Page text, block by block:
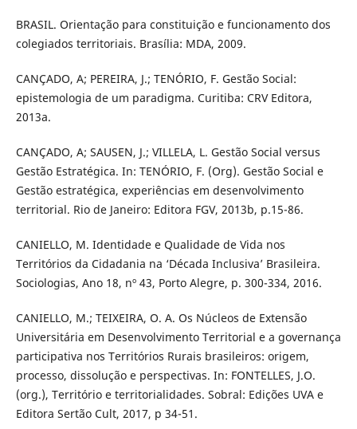
BRASIL. Orientação para constituição e funcionamento dos
colegiados territoriais. Brasília: MDA, 2009.
CANÇADO, A; PEREIRA, J.; TENÓRIO, F. Gestão Social:
epistemologia de um paradigma. Curitiba: CRV Editora,
2013a.
CANÇADO, A; SAUSEN, J.; VILLELA, L. Gestão Social versus
Gestão Estratégica. In: TENÓRIO, F. (Org). Gestão Social e
Gestão estratégica, experiências em desenvolvimento
territorial. Rio de Janeiro: Editora FGV, 2013b, p.15-86.
CANIELLO, M. Identidade e Qualidade de Vida nos
Territórios da Cidadania na ‘Década Inclusiva’ Brasileira.
Sociologias, Ano 18, nº 43, Porto Alegre, p. 300-334, 2016.
CANIELLO, M.; TEIXEIRA, O. A. Os Núcleos de Extensão
Universitária em Desenvolvimento Territorial e a governança
participativa nos Territórios Rurais brasileiros: origem,
processo, dissolução e perspectivas. In: FONTELLES, J.O.
(org.), Território e territorialidades. Sobral: Edições UVA e
Editora Sertão Cult, 2017, p 34-51.